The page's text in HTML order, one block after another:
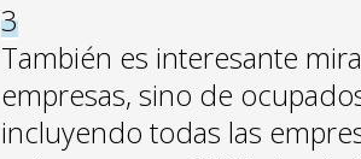
3
También es interesante
empresas, sino de
incluyendo todas las